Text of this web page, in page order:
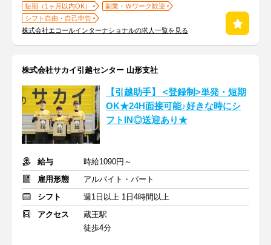
短期（1ヶ月以内OK）
副業・Ｗワーク歓迎
シフト自由・自己申告
株式会社エコールインターナショナルの求人一覧を見る
株式会社サカイ引越センター 山形支社
【引越助手】 <登録制>単発・短期
OK★24H面接可能♪好きな時にシ
フトIN◎送迎あり★
給与
時給1090円～
雇用形態
アルバイト・パート
シフト
週1日以上 1日4時間以上
アクセス
蔵王駅
徒歩4分